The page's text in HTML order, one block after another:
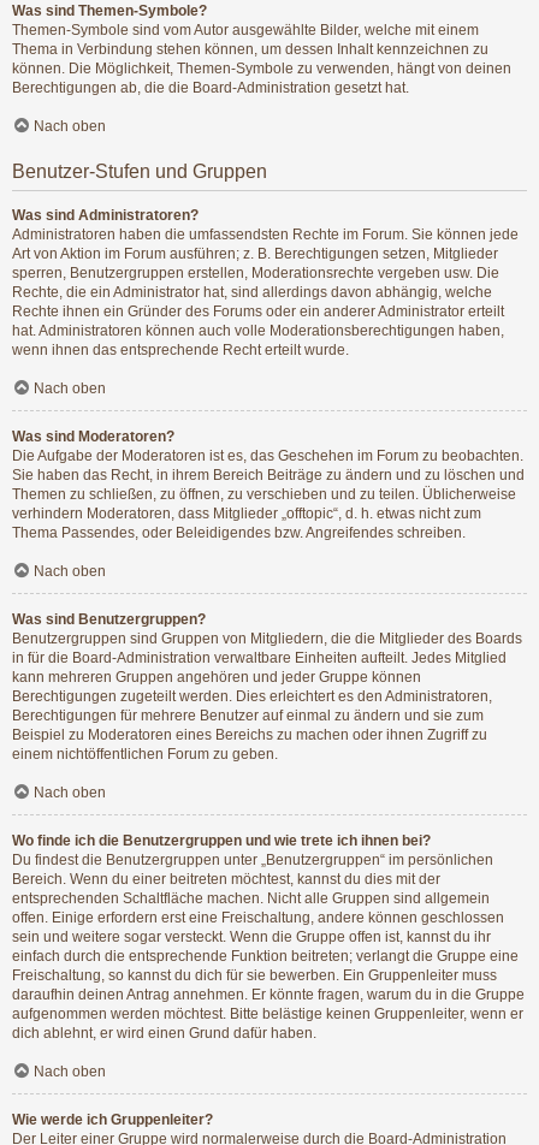
Was sind Themen-Symbole?
Themen-Symbole sind vom Autor ausgewählte Bilder, welche mit einem
Thema in Verbindung stehen können, um dessen Inhalt kennzeichnen zu
können. Die Möglichkeit, Themen-Symbole zu verwenden, hängt von deinen
Berechtigungen ab, die die Board-Administration gesetzt hat.
Nach oben
Benutzer-Stufen und Gruppen
Was sind Administratoren?
Administratoren haben die umfassendsten Rechte im Forum. Sie können jede
Art von Aktion im Forum ausführen; z. B. Berechtigungen setzen, Mitglieder
sperren, Benutzergruppen erstellen, Moderationsrechte vergeben usw. Die
Rechte, die ein Administrator hat, sind allerdings davon abhängig, welche
Rechte ihnen ein Gründer des Forums oder ein anderer Administrator erteilt
hat. Administratoren können auch volle Moderationsberechtigungen haben,
wenn ihnen das entsprechende Recht erteilt wurde.
Nach oben
Was sind Moderatoren?
Die Aufgabe der Moderatoren ist es, das Geschehen im Forum zu beobachten.
Sie haben das Recht, in ihrem Bereich Beiträge zu ändern und zu löschen und
Themen zu schließen, zu öffnen, zu verschieben und zu teilen. Üblicherweise
verhindern Moderatoren, dass Mitglieder „offtopic“, d. h. etwas nicht zum
Thema Passendes, oder Beleidigendes bzw. Angreifendes schreiben.
Nach oben
Was sind Benutzergruppen?
Benutzergruppen sind Gruppen von Mitgliedern, die die Mitglieder des Boards
in für die Board-Administration verwaltbare Einheiten aufteilt. Jedes Mitglied
kann mehreren Gruppen angehören und jeder Gruppe können
Berechtigungen zugeteilt werden. Dies erleichtert es den Administratoren,
Berechtigungen für mehrere Benutzer auf einmal zu ändern und sie zum
Beispiel zu Moderatoren eines Bereichs zu machen oder ihnen Zugriff zu
einem nichtöffentlichen Forum zu geben.
Nach oben
Wo finde ich die Benutzergruppen und wie trete ich ihnen bei?
Du findest die Benutzergruppen unter „Benutzergruppen“ im persönlichen
Bereich. Wenn du einer beitreten möchtest, kannst du dies mit der
entsprechenden Schaltfläche machen. Nicht alle Gruppen sind allgemein
offen. Einige erfordern erst eine Freischaltung, andere können geschlossen
sein und weitere sogar versteckt. Wenn die Gruppe offen ist, kannst du ihr
einfach durch die entsprechende Funktion beitreten; verlangt die Gruppe eine
Freischaltung, so kannst du dich für sie bewerben. Ein Gruppenleiter muss
daraufhin deinen Antrag annehmen. Er könnte fragen, warum du in die Gruppe
aufgenommen werden möchtest. Bitte belästige keinen Gruppenleiter, wenn er
dich ablehnt, er wird einen Grund dafür haben.
Nach oben
Wie werde ich Gruppenleiter?
Der Leiter einer Gruppe wird normalerweise durch die Board-Administration